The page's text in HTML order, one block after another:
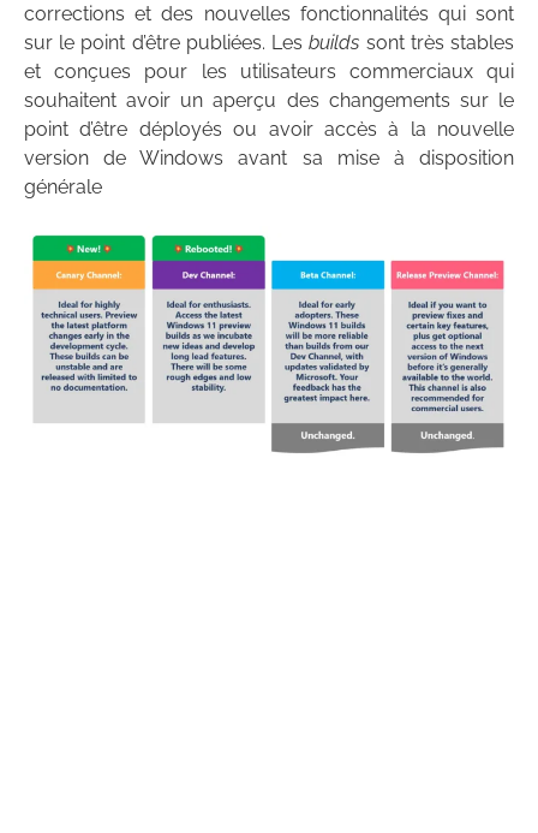
corrections et des nouvelles fonctionnalités qui sont
sur le point d’être publiées. Lesbuilds sont très stables
et conçues pour les utilisateurs commerciaux qui
souhaitent avoir un aperçu des changements sur le
point d’être déployés ou avoir accès à la nouvelle
version de Windows avant sa mise à disposition
générale